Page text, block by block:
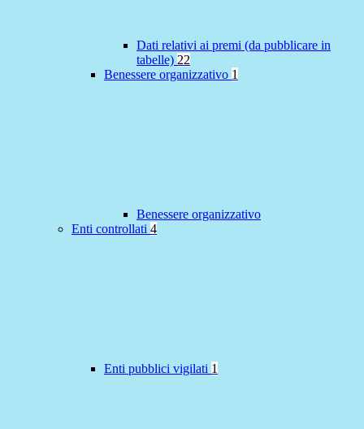
Dati relativi ai premi (da pubblicare in
tabelle) 22
Benessere organizzativo 1
Benessere organizzativo
Enti controllati 4
Enti pubblici vigilati 1